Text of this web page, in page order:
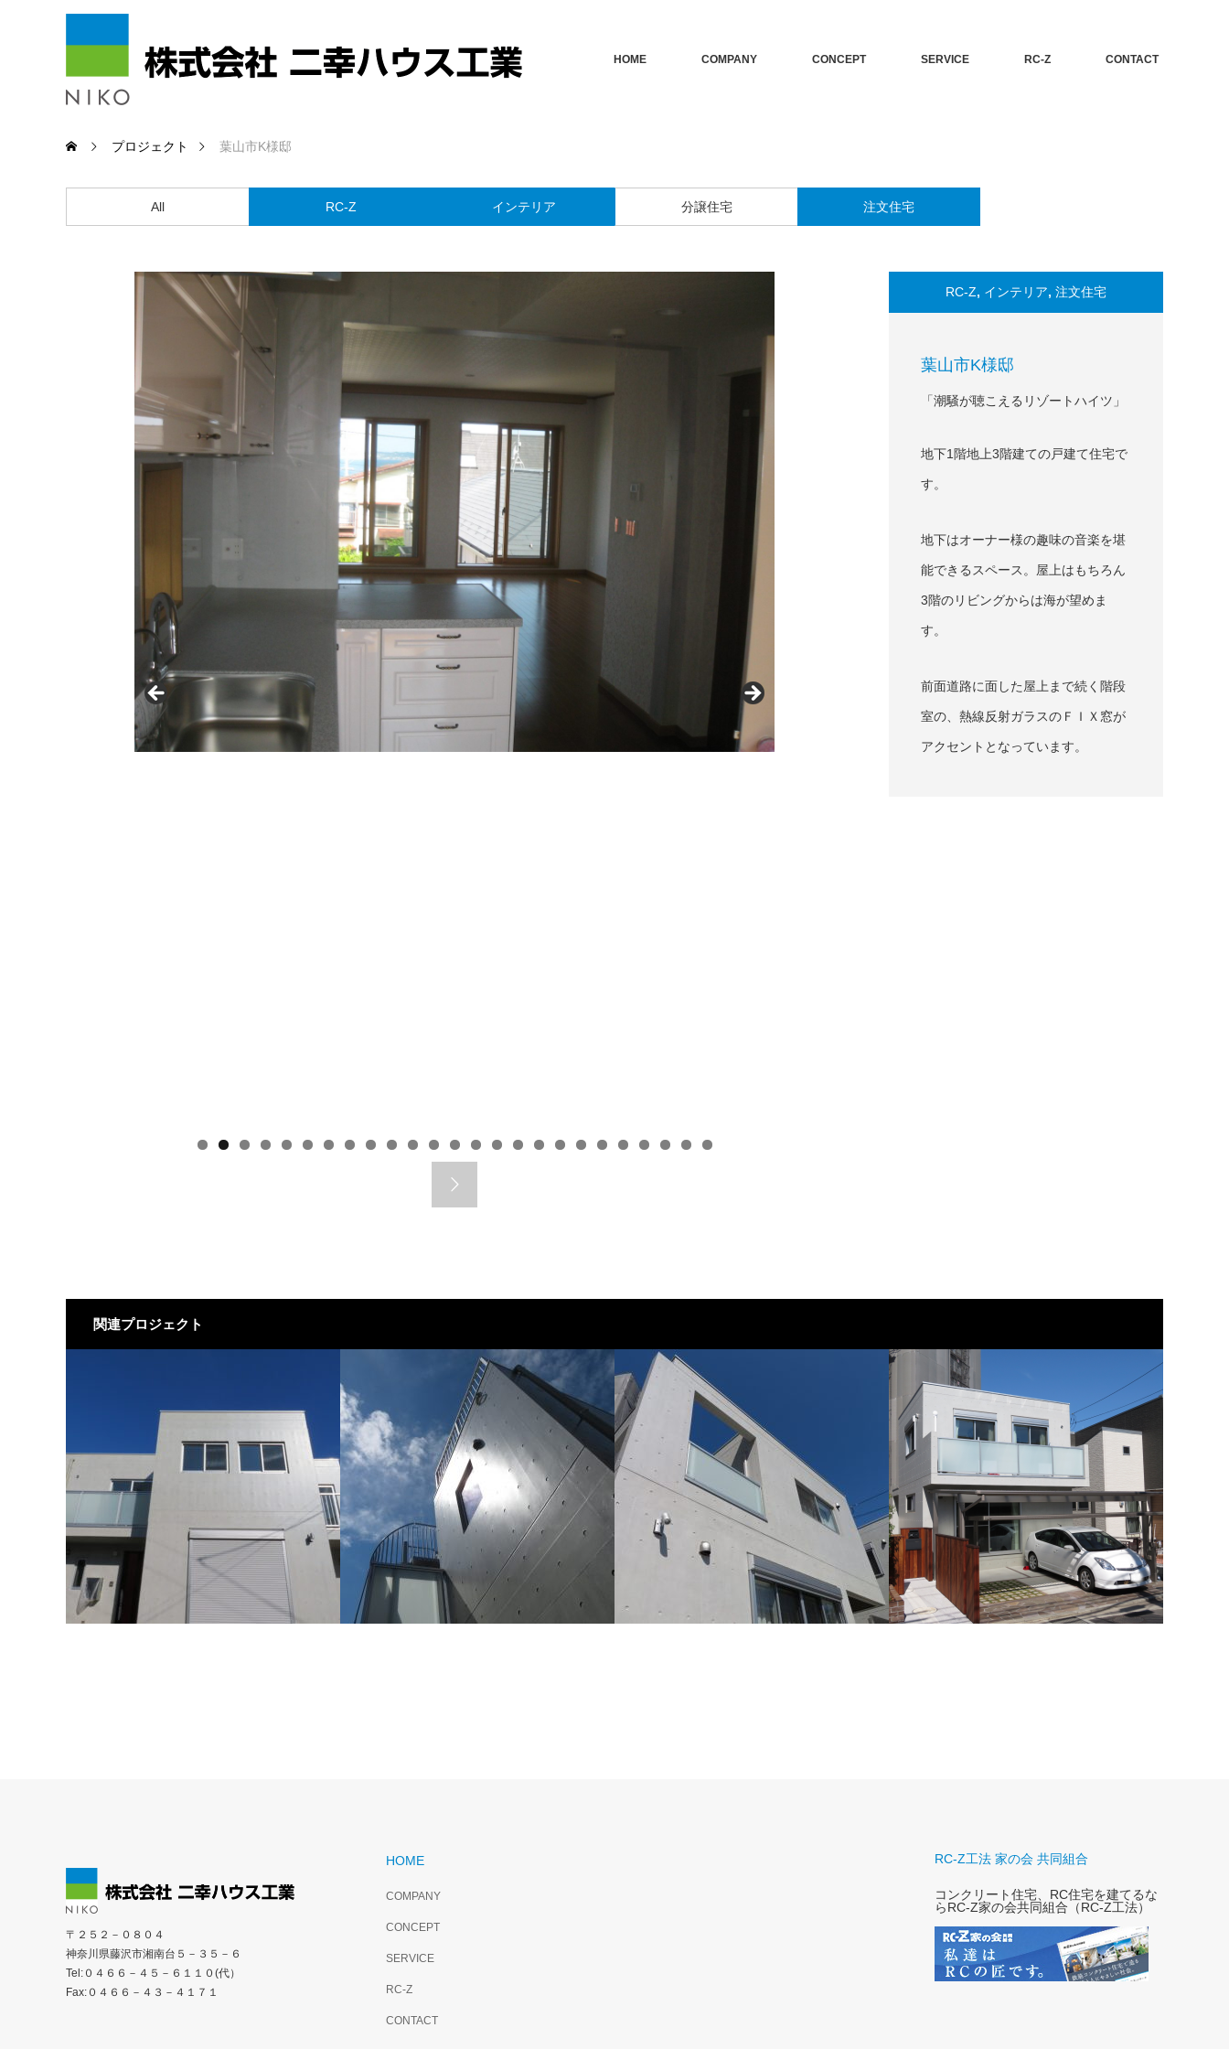
HOME COMPANY CONCEPT SERVICE RC-Z CONTACT
プロジェクト 葉山市K様邸
All RC-Z インテリア 分譲住宅 注文住宅
RC-Z, インテリア, 注文住宅
葉山市K様邸
「潮騒が聴こえるリゾートハイツ」
地下1階地上3階建ての戸建て住宅で
す。
地下はオーナー様の趣味の音楽を堪
能できるスペース。屋上はもちろん
3階のリビングからは海が望めま
す。
前面道路に面した屋上まで続く階段
室の、熱線反射ガラスのＦＩＸ窓が
アクセントとなっています。
関連プロジェクト
HOME
COMPANY
CONCEPT
SERVICE
RC-Z
CONTACT
RC-Z工法 家の会 共同組合
コンクリート住宅、RC住宅を建てるな
らRC-Z家の会共同組合（RC-Z工法）
〒２５２－０８０４
神奈川県藤沢市湘南台５－３５－６
Tel:０４６６－４５－６１１０(代）
Fax:０４６６－４３－４１７１